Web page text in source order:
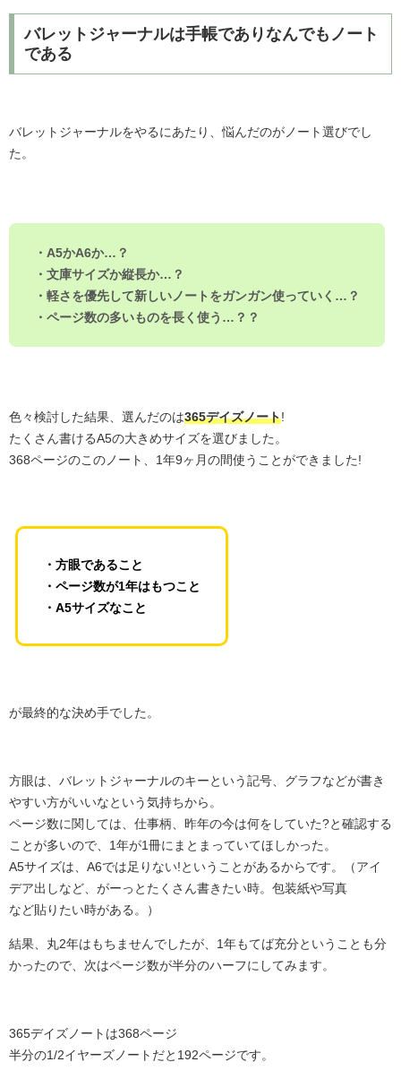
バレットジャーナルは手帳でありなんでもノート
である
バレットジャーナルをやるにあたり、悩んだのがノート選びでし
た。
・A5かA6か…？
・文庫サイズか縦長か…？
・軽さを優先して新しいノートをガンガン使っていく…？
・ページ数の多いものを長く使う…？？
色々検討した結果、選んだのは365デイズノート!
たくさん書けるA5の大きめサイズを選びました。
368ページのこのノート、1年9ヶ月の間使うことができました!
・方眼であること
・ページ数が1年はもつこと
・A5サイズなこと
が最終的な決め手でした。
方眼は、バレットジャーナルのキーという記号、グラフなどが書き
やすい方がいいなという気持ちから。
ページ数に関しては、仕事柄、昨年の今は何をしていた?と確認する
ことが多いので、1年が1冊にまとまっていてほしかった。
A5サイズは、A6では足りない!ということがあるからです。（アイ
デア出しなど、がーっとたくさん書きたい時。包装紙や写真
など貼りたい時がある。）
結果、丸2年はもちませんでしたが、1年もてば充分ということも分
かったので、次はページ数が半分のハーフにしてみます。
365デイズノートは368ページ
半分の1/2イヤーズノートだと192ページです。